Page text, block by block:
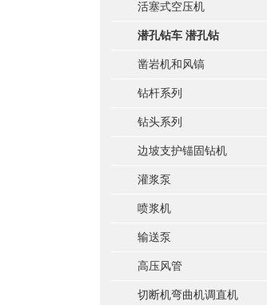
活塞式空压机
潜孔钻车 潜孔钻
凿岩机和风镐
钻杆系列
钻头系列
边坡支护锚固钻机
灌浆泵
喷浆机
输送泵
高压风管
切断机弯曲机调直机